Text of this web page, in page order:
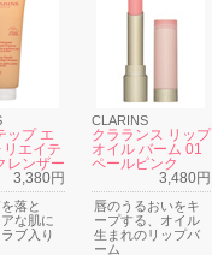
ップ エ
エイテ
レンザー
3,380円
落と
な肌に
ブ入り
CLARINS
クラランス リップ
オイル バーム 01
ペールピンク
3,480円
唇のうるおいをキ
ープする、オイル
生まれのリップバ
ーム